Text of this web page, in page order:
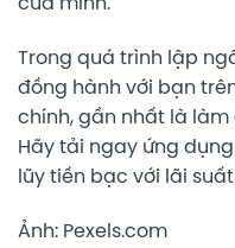
của mình.
Trong quá trình lập
đồng hành với bạn
chính, gần nhất là
Hãy tải ngay ứng
lũy tiền bạc với lãi
Ảnh: Pexels.com